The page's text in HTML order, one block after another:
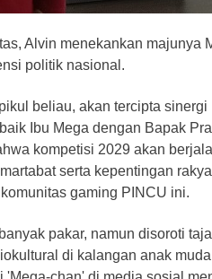
Alvin menekankan majunya
politik nasional.
beliau, akan tercipta sinergi
Ibu Mega dengan Bapak
kompetisi 2029 akan
serta kepentingan
gaming PINCU ini.
pakar, namun disoroti
di kalangan anak